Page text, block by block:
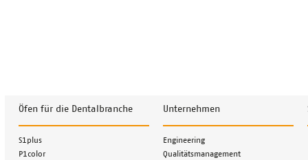
Öfen für die Dentalbranche
Navigation
überspringen
S1plus
P1color
Unternehmen
Navigation
überspringen
Engineering
Qualitätsmanagement